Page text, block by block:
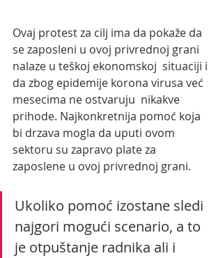
Ovaj protest za cilj ima da pokaže da
se zaposleni u ovoj privrednoj grani
nalaze u teškoj ekonomskoj  situaciji i
da zbog epidemije korona virusa već
mesecima ne ostvaruju  nikakve
prihode. Najkonkretnija pomoć koja
bi drzava mogla da uputi ovom
sektoru su zapravo plate za
zaposlene u ovoj privrednoj grani.
Ukoliko pomoć izostane sledi
najgori mogući scenario, a to
je otpuštanje radnika ali i